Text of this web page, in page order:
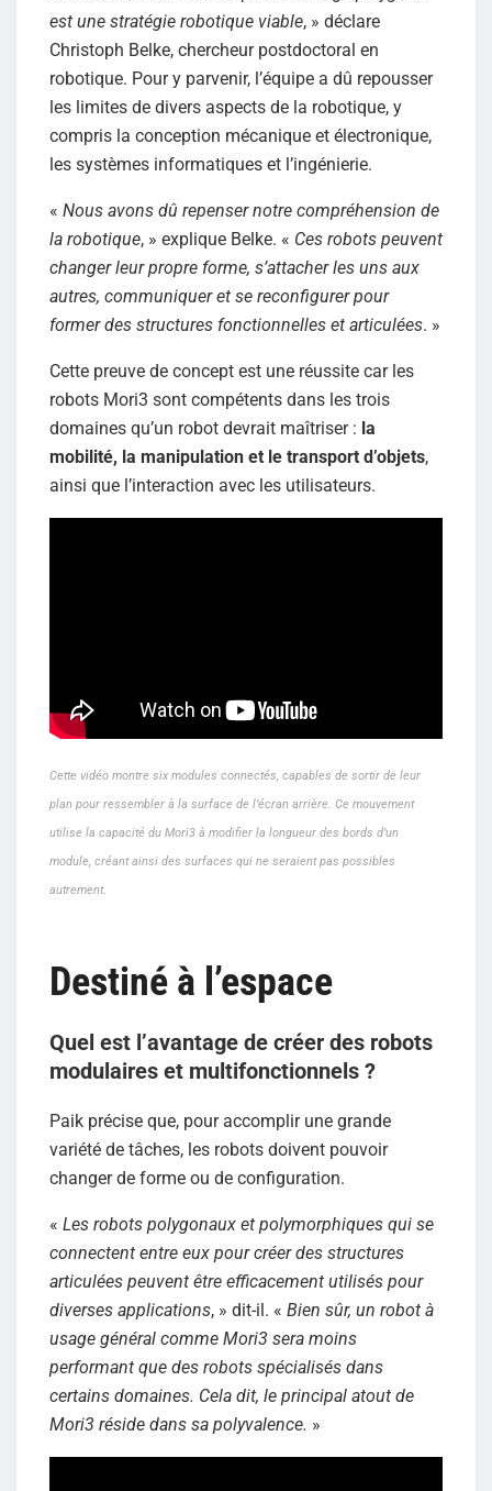
est une stratégie robotique viable, » déclare
Christoph Belke, chercheur postdoctoral en
robotique. Pour y parvenir, l’équipe a dû repousser
les limites de divers aspects de la robotique, y
compris la conception mécanique et électronique,
les systèmes informatiques et l’ingénierie.
« Nous avons dû repenser notre compréhension de
la robotique, » explique Belke. « Ces robots peuvent
changer leur propre forme, s’attacher les uns aux
autres, communiquer et se reconfigurer pour
former des structures fonctionnelles et articulées. »
Cette preuve de concept est une réussite car les
robots Mori3 sont compétents dans les trois
domaines qu’un robot devrait maîtriser : la
mobilité, la manipulation et le transport d’objets,
ainsi que l’interaction avec les utilisateurs.
Cette vidéo montre six modules connectés, capables de sortir de leur
plan pour ressembler à la surface de l’écran arrière. Ce mouvement
utilise la capacité du Mori3 à modifier la longueur des bords d’un
module, créant ainsi des surfaces qui ne seraient pas possibles
autrement.
Destiné à l’espace
Quel est l’avantage de créer des robots
modulaires et multifonctionnels ?
Paik précise que, pour accomplir une grande
variété de tâches, les robots doivent pouvoir
changer de forme ou de configuration.
« Les robots polygonaux et polymorphiques qui se
connectent entre eux pour créer des structures
articulées peuvent être efficacement utilisés pour
diverses applications, » dit-il. « Bien sûr, un robot à
usage général comme Mori3 sera moins
performant que des robots spécialisés dans
certains domaines. Cela dit, le principal atout de
Mori3 réside dans sa polyvalence. »